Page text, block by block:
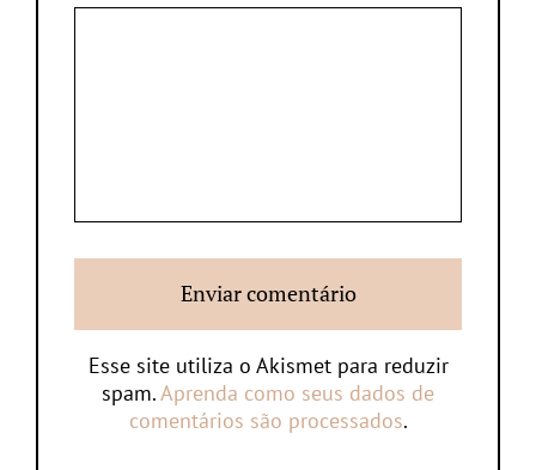
Esse site utiliza o Akismet para reduzir
spam.Aprenda como seus dados de
comentários são processados.